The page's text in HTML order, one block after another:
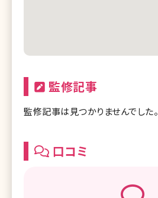
監修記事
監修記事は見つかりませんでした。
口コミ